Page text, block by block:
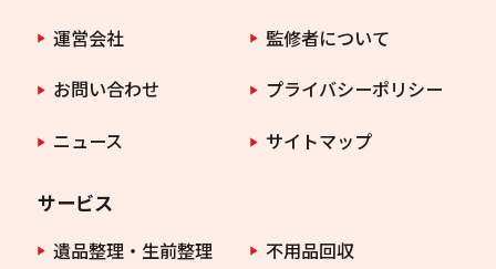
運営会社
監修者について
お問い合わせ
プライバシーポリシー
ニュース
サイトマップ
サービス
遺品整理・生前整理
不用品回収